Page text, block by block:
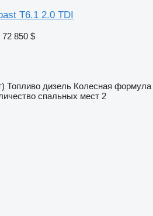
T6.1 2.0 TDI
72 850 $
Топливо дизель Колесная формула
спальных мест 2